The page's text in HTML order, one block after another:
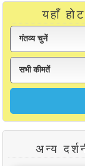
यहाँ
अन्य